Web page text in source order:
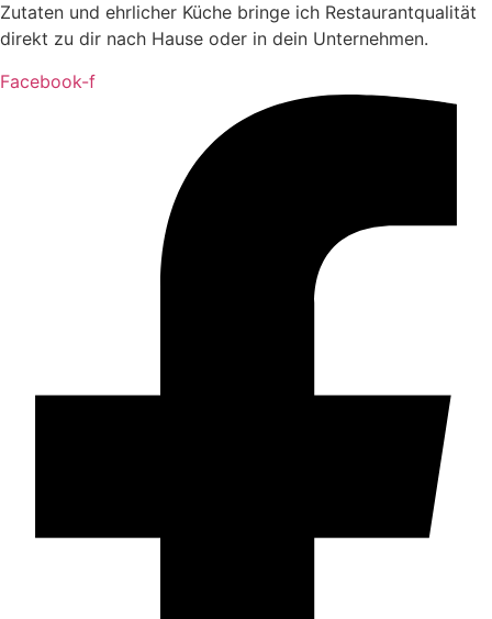
Zutaten und ehrlicher Küche bringe ich Restaurantqualität
direkt zu dir nach Hause oder in dein Unternehmen.
Facebook-f